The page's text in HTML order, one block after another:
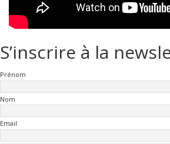
S’inscrire à la
Prénom
Nom
Email